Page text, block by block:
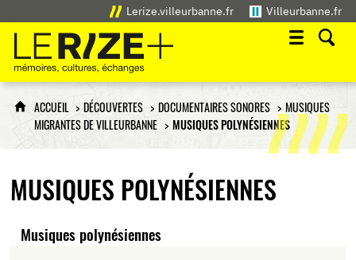
Lerize.villeurbanne.fr Villeurbanne.fr
Le Rize+
mémoires, cultures, échanges
ACCUEIL DÉCOUVERTES DOCUMENTAIRES SONORES
MUSIQUES
MIGRANTES DE VILLEURBANNE
MUSIQUES POLYNÉSIENNES
MUSIQUES POLYNÉSIENNES
Musiques polynésiennes